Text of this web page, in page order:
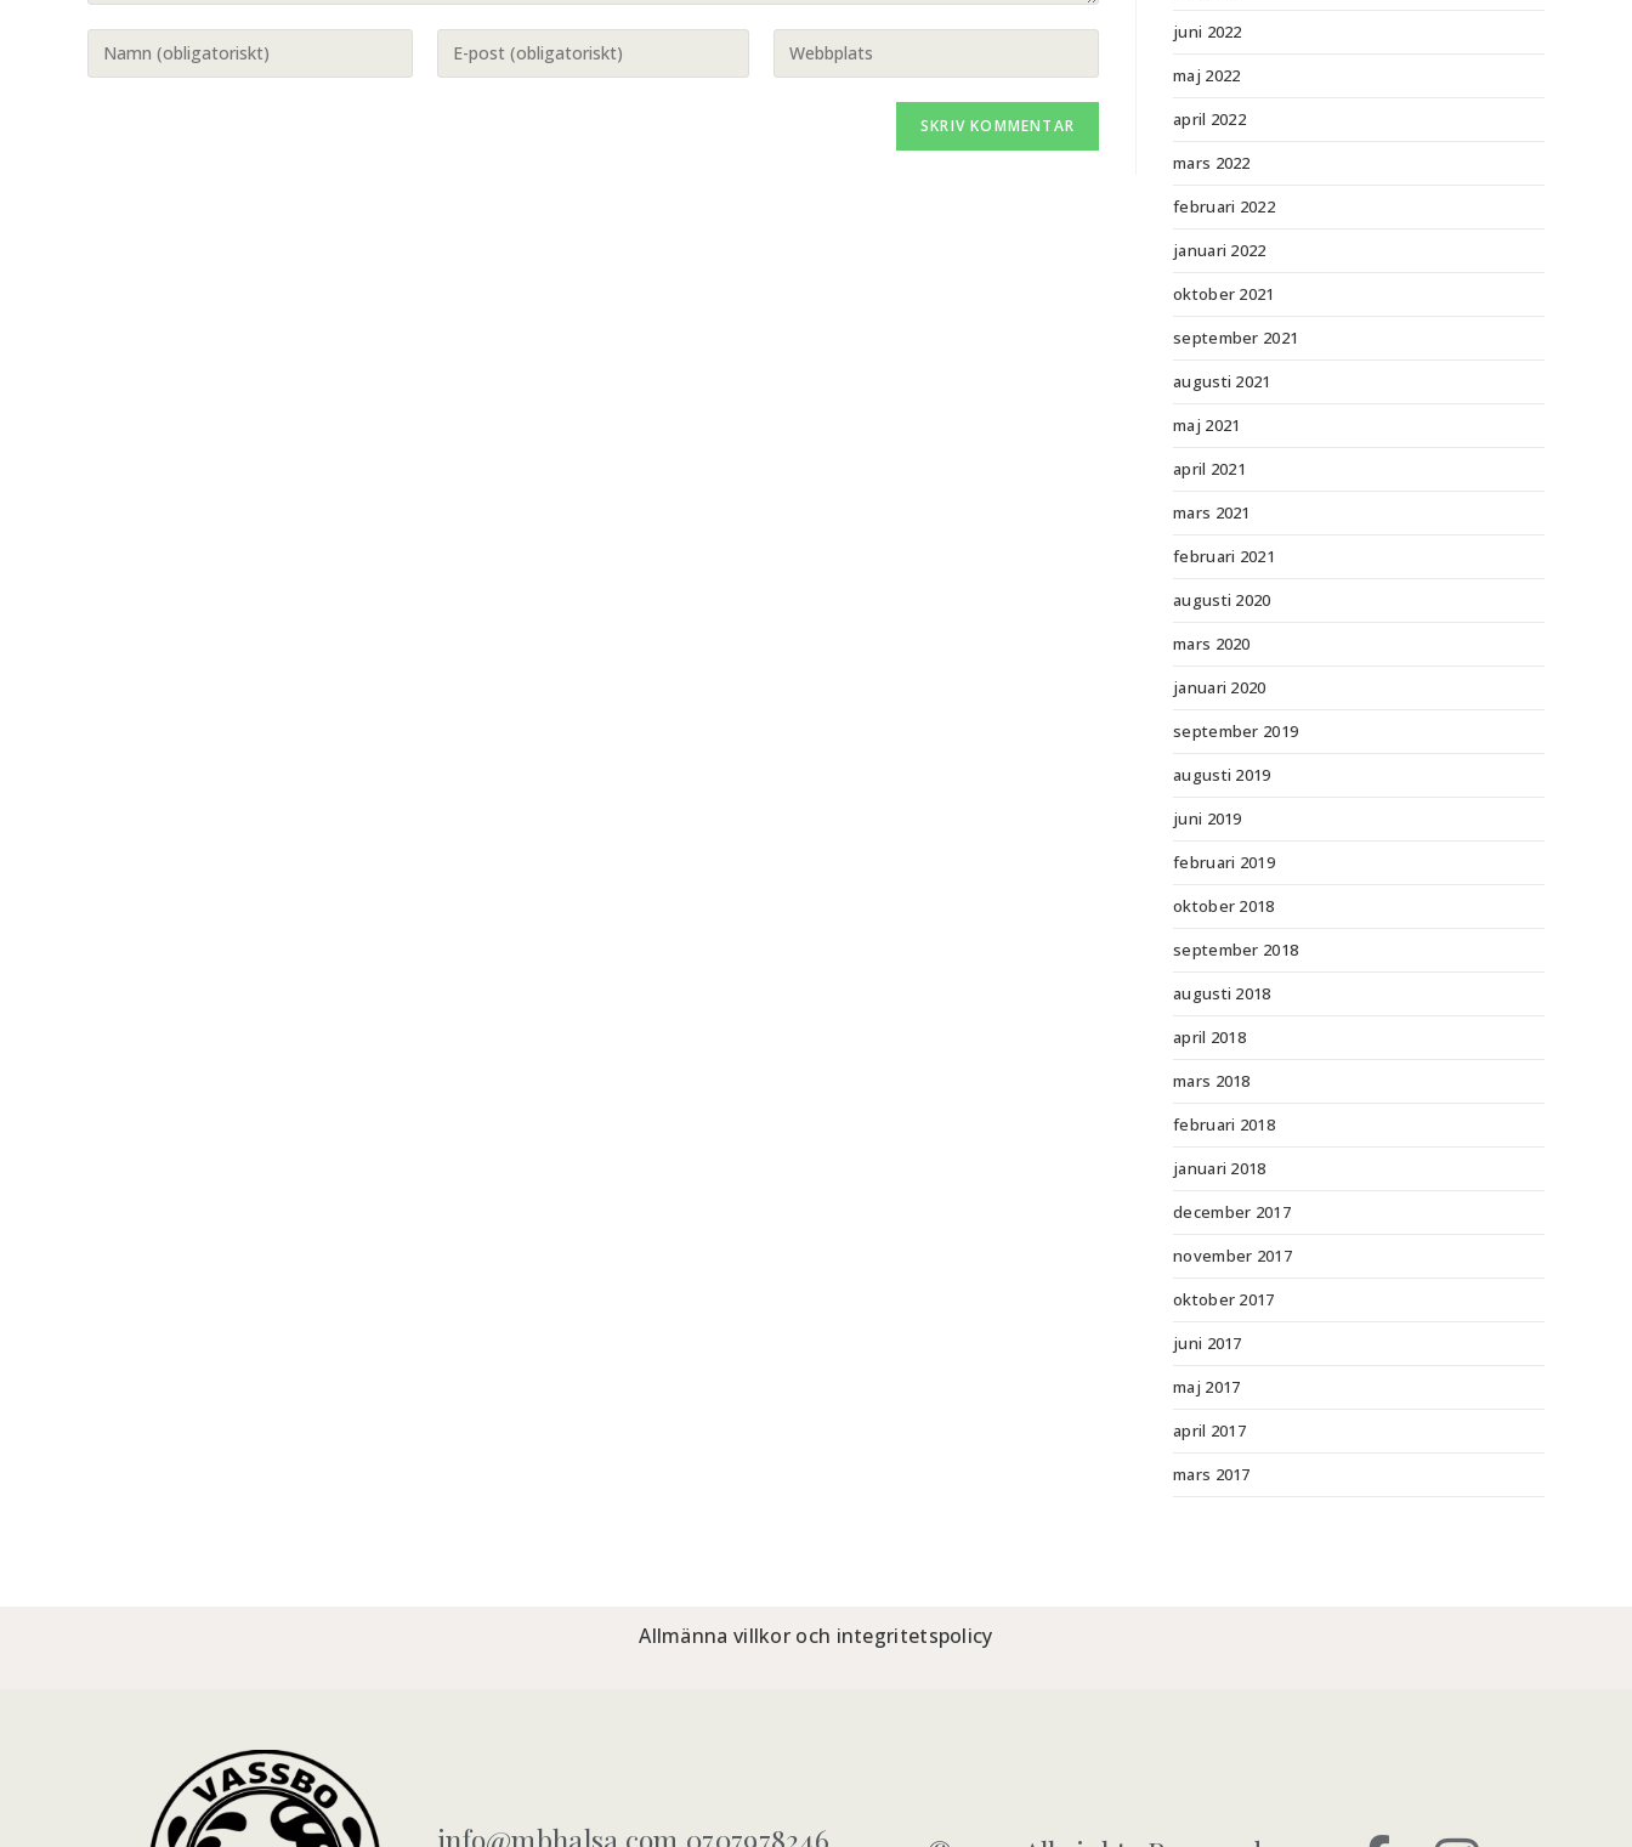
juni 2022
maj 2022
april 2022
mars 2022
februari 2022
januari 2022
oktober 2021
september 2021
augusti 2021
maj 2021
april 2021
mars 2021
februari 2021
augusti 2020
mars 2020
januari 2020
september 2019
augusti 2019
juni 2019
februari 2019
oktober 2018
september 2018
augusti 2018
april 2018
mars 2018
februari 2018
januari 2018
december 2017
november 2017
oktober 2017
juni 2017
maj 2017
april 2017
mars 2017
Allmänna villkor och integritetspolicy